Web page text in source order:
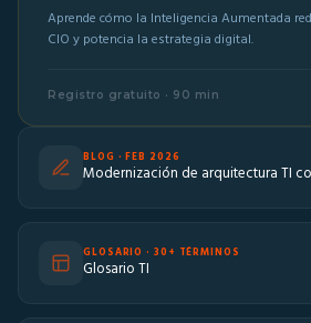
Aprende cómo la Inteligencia Aumentada
CIO y potencia la estrategia digital.
Registro gratuito · 90 min
BLOG · FEB 2026
Modernización de arquitectura TI
GLOSARIO · 30+ TÉRMINOS
Glosario TI